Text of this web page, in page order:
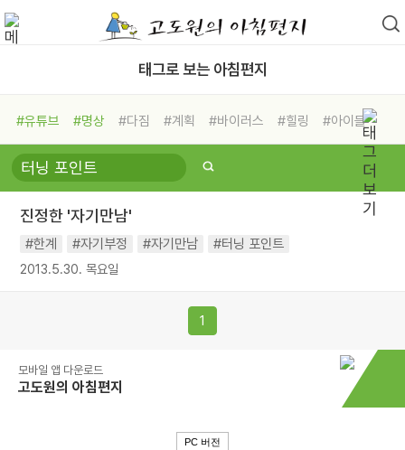
태그로 보는 아침편지
#유튜브 #명상 #다짐 #계획 #바이러스 #힐링
#아이들
#비전캠프
#독서캠프 #삶
#희망
#나눔 #친구 #링컨학교
#독서
#건강 #면역력
진정한 '자기만남'
#한계 #자기부정 #자기만남 #터닝 포인트
2013.5.30. 목요일
1
모바일 앱 다운로드
고도원의 아침편지
PC 버전